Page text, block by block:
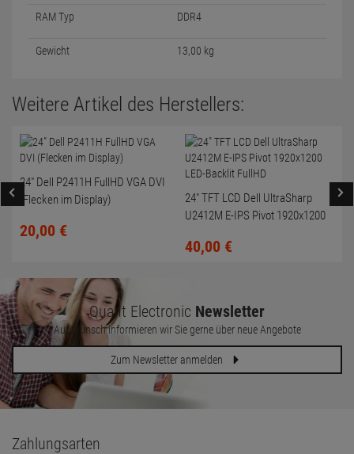
RAM Typ DDR4
Gewicht 13,00 kg
Weitere Artikel des Herstellers:
24" Dell P2411H FullHD VGA DVI
(Flecken im Display)
20,00 €
24" TFT LCD Dell UltraSharp
U2412M E-IPS Pivot 1920x1200
40,00 €
Quant Electronic Newsletter
Auf Wunsch informieren wir Sie gerne über neue Angebote
Zum Newsletter anmelden
Zahlungsarten